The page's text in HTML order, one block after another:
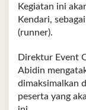
Kegiatan ini
Kendari,
(runner).
Direktur Event
Abidin
dimaksimalkan
peserta yang